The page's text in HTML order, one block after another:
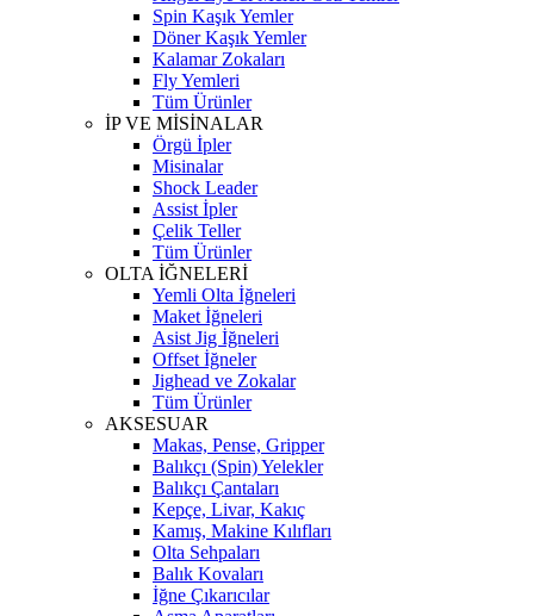
Spin Kaşık Yemler
Döner Kaşık Yemler
Kalamar Zokaları
Fly Yemleri
Tüm Ürünler
İP VE MİSİNALAR
Örgü İpler
Misinalar
Shock Leader
Assist İpler
Çelik Teller
Tüm Ürünler
OLTA İĞNELERİ
Yemli Olta İğneleri
Maket İğneleri
Asist Jig İğneleri
Offset İğneler
Jighead ve Zokalar
Tüm Ürünler
AKSESUAR
Makas, Pense, Gripper
Balıkçı (Spin) Yelekler
Balıkçı Çantaları
Kepçe, Livar, Kakıç
Kamış, Makine Kılıfları
Olta Sehpaları
Balık Kovaları
İğne Çıkarıcılar